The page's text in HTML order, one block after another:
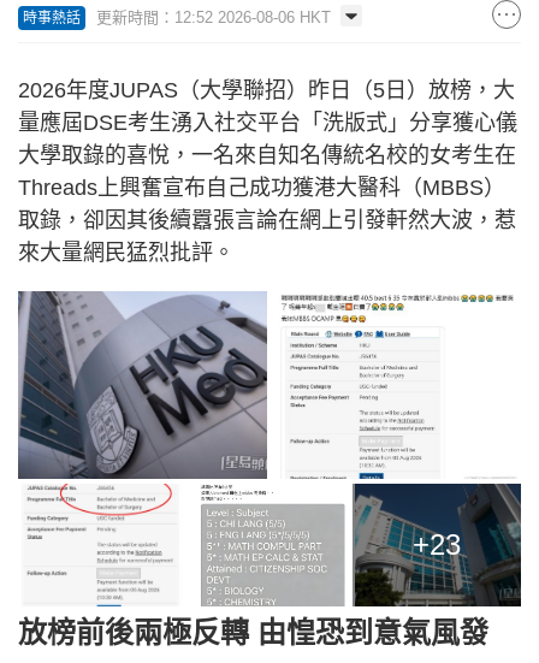
時事熱話 更新時間：12:52 2026-08-06 HKT
2026年度JUPAS（大學聯招）昨日（5日）放榜，大
量應屆DSE考生湧入社交平台「洗版式」分享獲心儀
大學取錄的喜悅，一名來自知名傳統名校的女考生在
Threads上興奮宣布自己成功獲港大醫科（MBBS）
取錄，卻因其後續囂張言論在網上引發軒然大波，惹
來大量網民猛烈批評。
+23
放榜前後兩極反轉 由惶恐到意氣風發